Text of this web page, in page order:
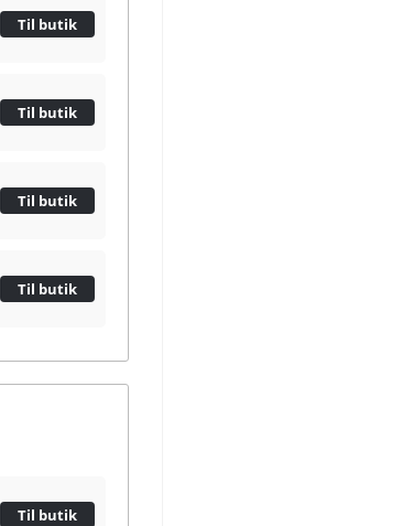
Til butik
Til butik
Til butik
Til butik
Til butik